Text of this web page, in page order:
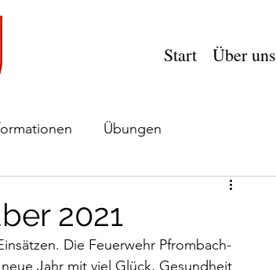
Start Über uns
Übungen
2021
Die Feuerwehr Pfrombach-
Jahr mit viel Glück, Gesundheit